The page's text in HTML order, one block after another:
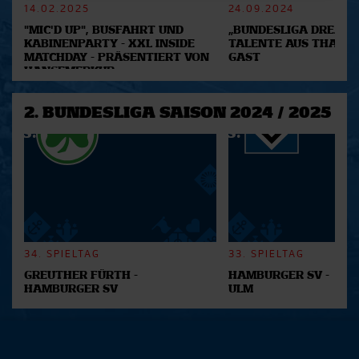
Abschnitt Einzelheiten
Wir verwenden Cookies, um Inhalte und Anzeigen zu
personalisieren, Funktionen für soziale Medien anbieten
analysieren. Außerdem geben wir Informationen zu Ihrer
soziale Medien, Werbung und Analysen weiter. Unsere
Partner führen diese Informationen möglicherweise mit
14.02.2025
"MIC'D UP", BUSFAHRT UND
KABINENPARTY - XXL INSIDE
MATCHDAY - PRÄSENTIERT VON
HANSEMERKUR
24.09.2024
„BUNDESLIGA DREAM
TALENTE AUS
GAST
2. BUNDESLIGA SAISON 2024 / 2025
34. SPIELTAG
GREUTHER FÜRTH -
HAMBURGER SV
33. SPIELTAG
HAMBURGER SV -
ULM